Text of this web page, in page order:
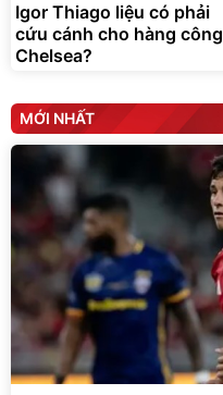
Igor Thiago liệu có phải
cứu cánh cho hàng công
Chelsea?
MỚI NHẤT